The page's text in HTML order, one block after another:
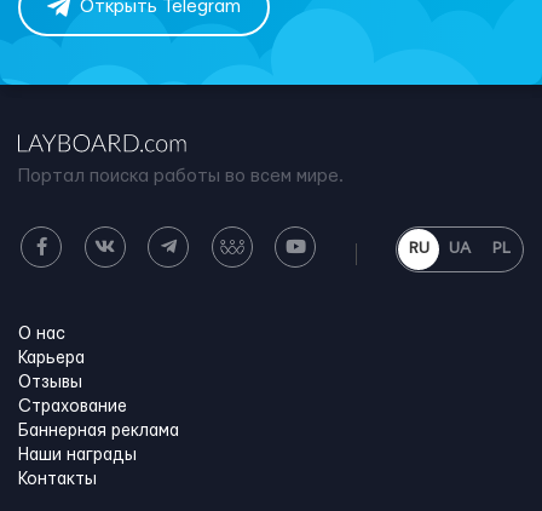
Открыть Telegram
Портал поиска работы во всем мире.
RU UA PL
О нас
Карьера
Отзывы
Страхование
Баннерная реклама
Наши награды
Контакты